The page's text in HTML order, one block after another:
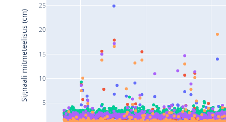
5
10
15
20
25
Signaali mitmeteelisus (cm)